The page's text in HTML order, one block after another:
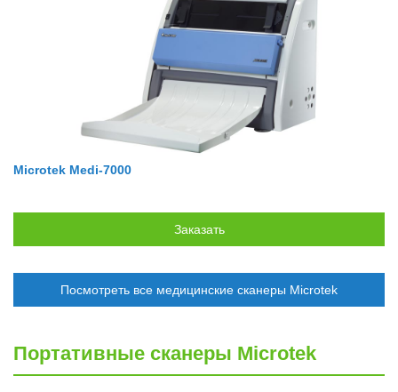
Microtek Medi-7000
Посмотреть все медицинские сканеры Microtek
Портативные сканеры Microtek